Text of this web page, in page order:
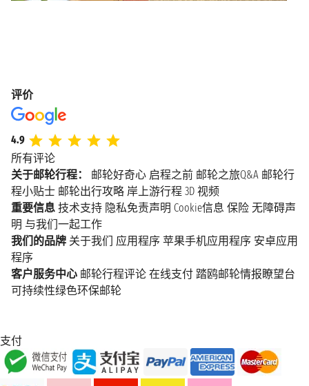
评价
4.9
所有评论
关于邮轮行程：
邮轮好奇心 启程之前 邮轮之旅Q&A 邮轮行
程小贴士 邮轮出行攻略 岸上游行程 3D 视频
重要信息 技术支持 隐私免责声明 Cookie信息 保险 无障碍声
明 与我们一起工作
我们的品牌 关于我们 应用程序 苹果手机应用程序 安卓应用
程序
客户服务中心 邮轮行程评论 在线支付 踏鸥邮轮情报瞭望台
可持续性绿色环保邮轮
支付